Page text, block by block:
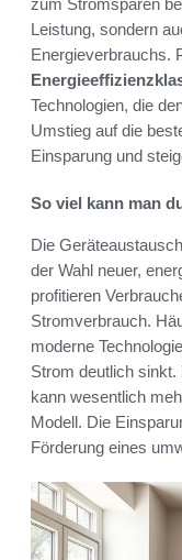
Leistung, sondern
Energieverbrauchs.
Technologien, die
Umstieg auf die
Einsparung und
So viel kann man
Die
der Wahl neuer,
profitieren
Stromverbrauch.
moderne
Strom deutlich
kann wesentlich
Modell. Die
Förderung eines